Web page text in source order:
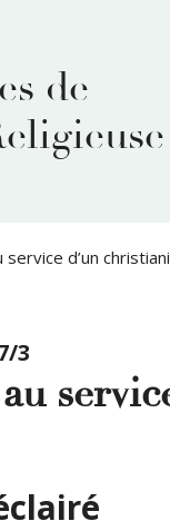
de
d’un
3